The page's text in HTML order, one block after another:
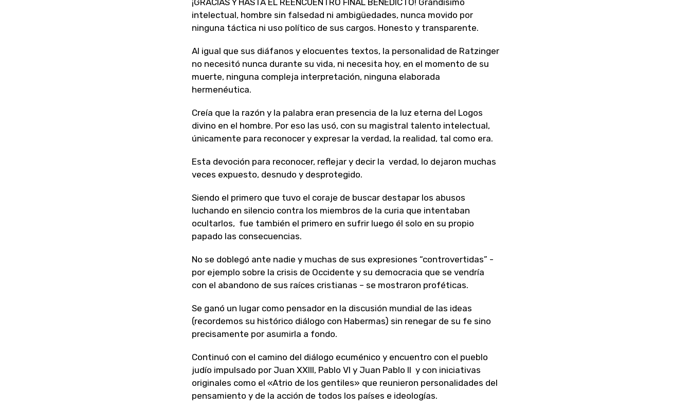
¡GRACIAS Y HASTA EL REENCUENTRO FINAL BENEDICTO! Grandísimo
intelectual, hombre sin falsedad ni ambigüedades, nunca movido por
ninguna táctica ni uso político de sus cargos. Honesto y transparente.
Al igual que sus diáfanos y elocuentes textos, la personalidad de Ratzinger
no necesitó nunca durante su vida, ni necesita hoy, en el momento de su
muerte, ninguna compleja interpretación, ninguna elaborada
hermenéutica.
Creía que la razón y la palabra eran presencia de la luz eterna del Logos
divino en el hombre. Por eso las usó, con su magistral talento intelectual,
únicamente para reconocer y expresar la verdad, la realidad, tal como era.
Esta devoción para reconocer, reflejar y decir la verdad, lo dejaron muchas
veces expuesto, desnudo y desprotegido.
Siendo el primero que tuvo el coraje de buscar destapar los abusos
luchando en silencio contra los miembros de la curia que intentaban
ocultarlos, fue también el primero en sufrir luego él solo en su propio
papado las consecuencias.
No se doblegó ante nadie y muchas de sus expresiones “controvertidas” -
por ejemplo sobre la crisis de Occidente y su democracia que se vendría
con el abandono de sus raíces cristianas – se mostraron proféticas.
Se ganó un lugar como pensador en la discusión mundial de las ideas
(recordemos su histórico diálogo con Habermas) sin renegar de su fe sino
precisamente por asumirla a fondo.
Continuó con el camino del diálogo ecuménico y encuentro con el pueblo
judío impulsado por Juan XXIII, Pablo VI y Juan Pablo II y con iniciativas
originales como el «Atrio de los gentiles» que reunieron personalidades del
pensamiento y de la acción de todos los países e ideologías.